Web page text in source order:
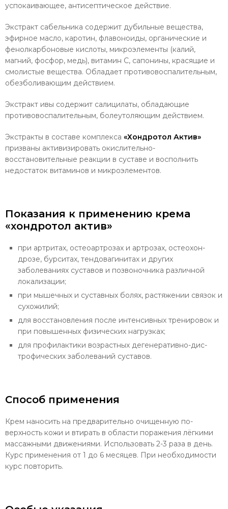
успокаивающее, антисептическое действие.
Экстракт сабельника содержит дубильные ве­щества,
эфирное масло, каротин, флавоноиды, ор­ганические и
фенолкарбоновые кислоты, микро­элементы (калий,
магний, фосфор, медь), витамин С, сапонины, красящие и
смолистые вещества. Обла­дает противовоспалительным,
обезболивающим действием.
Экстракт ивы содержит салицилаты, обладающие
противовоспалительным, болеутоляющим действием.
Экстракты в составе комплекса «Хондротол Актив»
призваны активизировать окислительно-
восстановительные реакции в суставе и восполнить
недостаток витаминов и микроэлементов.
Показания к применению крема
«хондротол актив»
при артритах, остеоартрозах и артрозах, остеохон­
дрозе, бурситах, тендовагинитах и других
заболеваниях суставов и позвоночника различной
локализации;
при мышечных и суставных болях, растяжении связок и
сухожилий;
для восстановления после интенсивных трениро­вок и
при повышенных физических нагрузках;
для профилактики возрастных дегенеративно-дис­
трофических заболеваний суставов.
Способ применения
Крем наносить на предварительно очищенную по­
верхность кожи и втирать в области поражения лёгки­ми
массажными движениями. Использовать 2-3 раза в день.
Курс применения от 1 до 6 месяцев. При необхо­димости
курс повторить.